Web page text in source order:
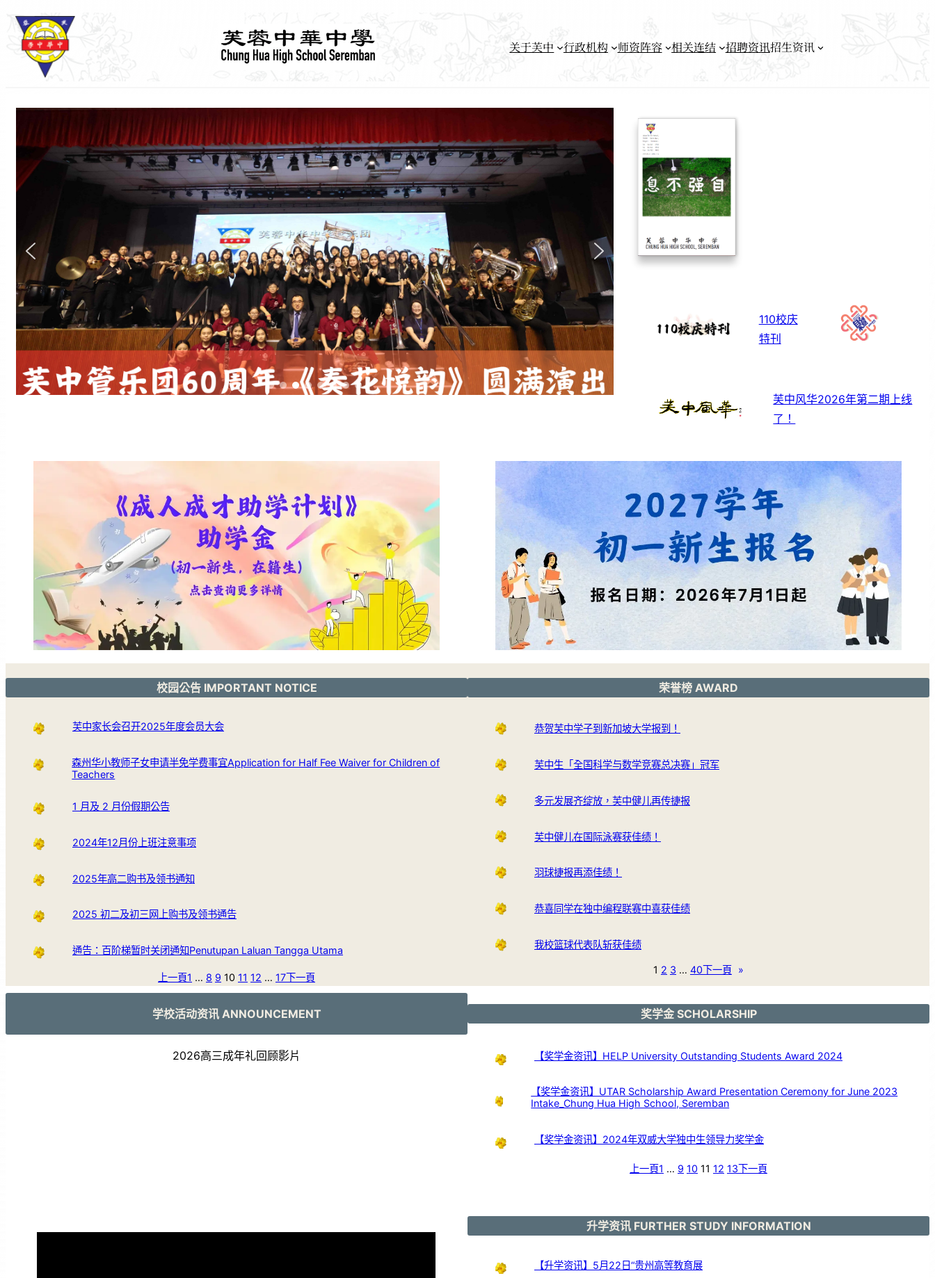
关于芙中 行政机构 师资阵容 相关连结 招聘资讯招生资讯
110校庆
特刊
芙中风华2026年第二期上线
了！
校园公告 IMPORTANT NOTICE
芙中家长会召开2025年度会员大会
森州华小教师子女申请半免学费事宜Application for Half Fee Waiver for Children of
Teachers
1 月及 2 月份假期公告
2024年12月份上班注意事项
2025年高二购书及领书通知
2025 初二及初三网上购书及领书通告
通告：百阶梯暂时关闭通知Penutupan Laluan Tangga Utama
上一頁1 … 8 9 10 11 12 … 17下一頁
荣誉榜 AWARD
恭贺芙中学子到新加坡大学报到！
芙中生「全国科学与数学竞赛总决赛」冠军
多元发展齐绽放，芙中健儿再传捷报
芙中健儿在国际泳赛获佳绩！
羽球捷报再添佳绩！
恭喜同学在独中编程联赛中喜获佳绩
我校篮球代表队斩获佳绩
1 2 3 … 40下一頁 »
学校活动资讯 ANNOUNCEMENT
2026高三成年礼回顾影片
奖学金 SCHOLARSHIP
【奖学金资讯】HELP University Outstanding Students Award 2024
【奖学金资讯】UTAR Scholarship Award Presentation Ceremony for June 2023
Intake_Chung Hua High School, Seremban
【奖学金资讯】2024年双威大学独中生领导力奖学金
上一頁1 … 9 10 11 12 13下一頁
升学资讯 FURTHER STUDY INFORMATION
【升学资讯】5月22日“贵州高等教育展